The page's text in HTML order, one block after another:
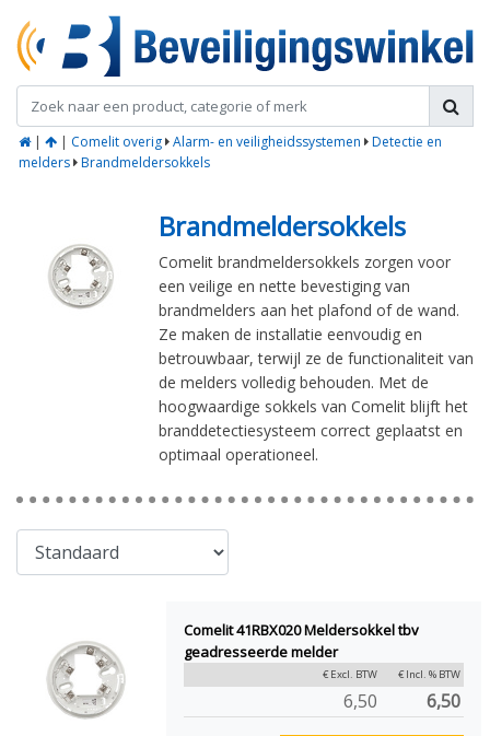
| | Comelit overig Alarm- en veiligheidssystemen
Detectie en
melders Brandmeldersokkels
Brandmeldersokkels
Comelit brandmeldersokkels zorgen voor
een veilige en nette bevestiging van
brandmelders aan het plafond of de wand.
Ze maken de installatie eenvoudig en
betrouwbaar, terwijl ze de functionaliteit van
de melders volledig behouden. Met de
hoogwaardige sokkels van Comelit blijft het
branddetectiesysteem correct geplaatst en
optimaal operationeel.
Comelit 41RBX020 Meldersokkel tbv
geadresseerde melder
€ Excl. BTW € Incl. % BTW
6,50 6,50